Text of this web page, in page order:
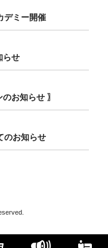
デミー開催
らせ
お知らせ 〗
のお知らせ